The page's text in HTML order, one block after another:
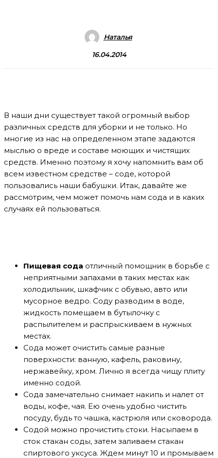
Наталья
16.04.2014
В наши дни существует такой огромный выбор
различных средств для уборки и не только. Но
многие из нас на определенном этапе задаются
мыслью о вреде и составе моющих и чистящих
средств. Именно поэтому я хочу напомнить вам об
всем известном средстве – соде, которой
пользовались наши бабушки. Итак, давайте же
рассмотрим, чем может помочь нам сода и в каких
случаях ей пользоваться.
Пищевая сода отличный помощник в борьбе с
неприятными запахами в таких местах как
холодильник, шкафчик с обувью, авто или
мусорное ведро. Соду разводим в воде,
жидкость помещаем в бутылочку с
распылителем и распрыскиваем в нужных
местах.
Сода может очистить самые разные
поверхности: ванную, кафель, раковину,
нержавейку, хром. Лично я всегда чищу плиту
именно содой.
Сода замечательно снимает накипь и налет от
воды, кофе, чая. Ею очень удобно чистить
посуду, будь то чашка, кастрюля или сковорода.
Содой можно прочистить стоки. Насыпаем в
сток стакан соды, затем заливаем стакан
спиртового уксуса. Ждем минут 10 и промываем